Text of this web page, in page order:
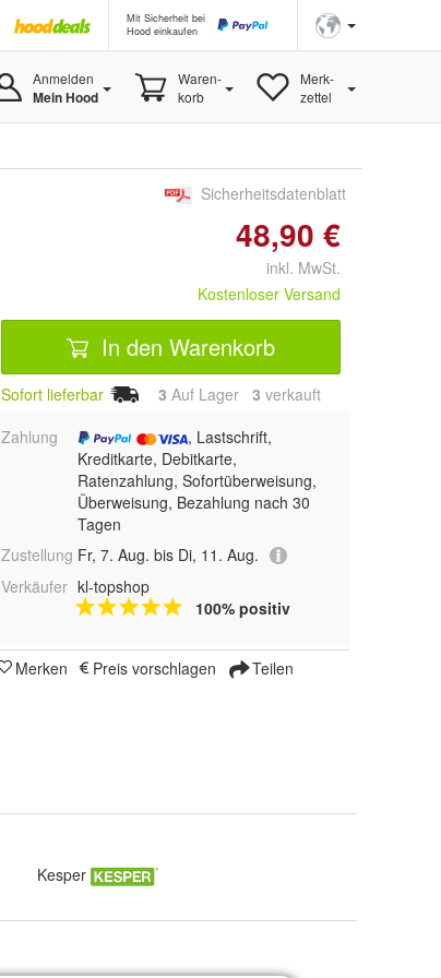
Mit Sicherheit bei
Hood einkaufen
Anmelden
Mein Hood
Waren-
korb
Merk-
zettel
Sicherheitsdatenblatt
48,90 €
inkl. MwSt.
Kostenloser Versand
In den Warenkorb
Sofort lieferbar 3 Auf Lager 3 verkauft
Zahlung
, Lastschrift,
Kreditkarte, Debitkarte,
Ratenzahlung, Sofortüberweisung,
Überweisung, Bezahlung nach 30
Tagen
Zustellung Fr, 7. Aug. bis Di, 11. Aug.
Verkäufer kl-topshop
100% positiv
Merken Preis vorschlagen Teilen
Kesper